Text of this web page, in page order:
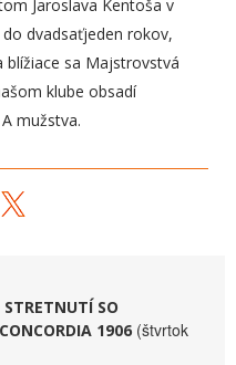
Jaroslava Kentoša v
dvadsaťjeden rokov,
sa Majstrovstvá
klube obsadí
mužstva.
STRETNUTÍ SO
1906 (štvrtok